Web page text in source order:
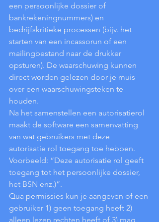
een persoonlijke dossier of
bankrekeningnummers) en
bedrijfskritieke processen (bijv. het
starten van een incassorun of een
mailingbestand naar de drukker
opsturen). De waarschuwing kunnen
direct worden gelezen door je muis
over een waarschuwingsteken te
houden.
Na het samenstellen een autorisatierol
maakt de software een samenvatting
van wat gebruikers met deze
autorisatie rol toegang toe hebben.
Voorbeeld: “Deze autorisatie rol geeft
toegang tot het persoonlijke dossier,
het BSN enz.)”.
Qua permissies kun je aangeven of een
gebruiker 1) geen toegang heeft 2)
alleen lezen rechten heeft of 3) mag